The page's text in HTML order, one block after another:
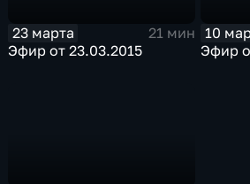
23 марта
21 мин
Эфир от 23.03.2015
10
Эфир